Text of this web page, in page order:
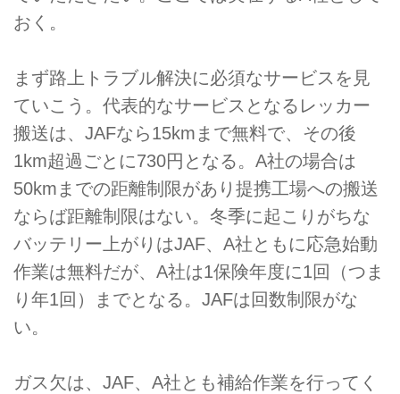
おく。
まず路上トラブル解決に必須なサービスを見
ていこう。代表的なサービスとなるレッカー
搬送は、JAFなら15kmまで無料で、その後
1km超過ごとに730円となる。A社の場合は
50kmまでの距離制限があり提携工場への搬送
ならば距離制限はない。冬季に起こりがちな
バッテリー上がりはJAF、A社ともに応急始動
作業は無料だが、A社は1保険年度に1回（つま
り年1回）までとなる。JAFは回数制限がな
い。
ガス欠は、JAF、A社とも補給作業を行ってく